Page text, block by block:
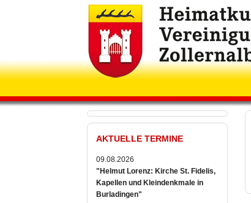
AKTUELLE TERMINE
09.08.2026
"Helmut Lorenz: Kirche St. Fidelis,
Kapellen und Kleindenkmale in
Burladingen"